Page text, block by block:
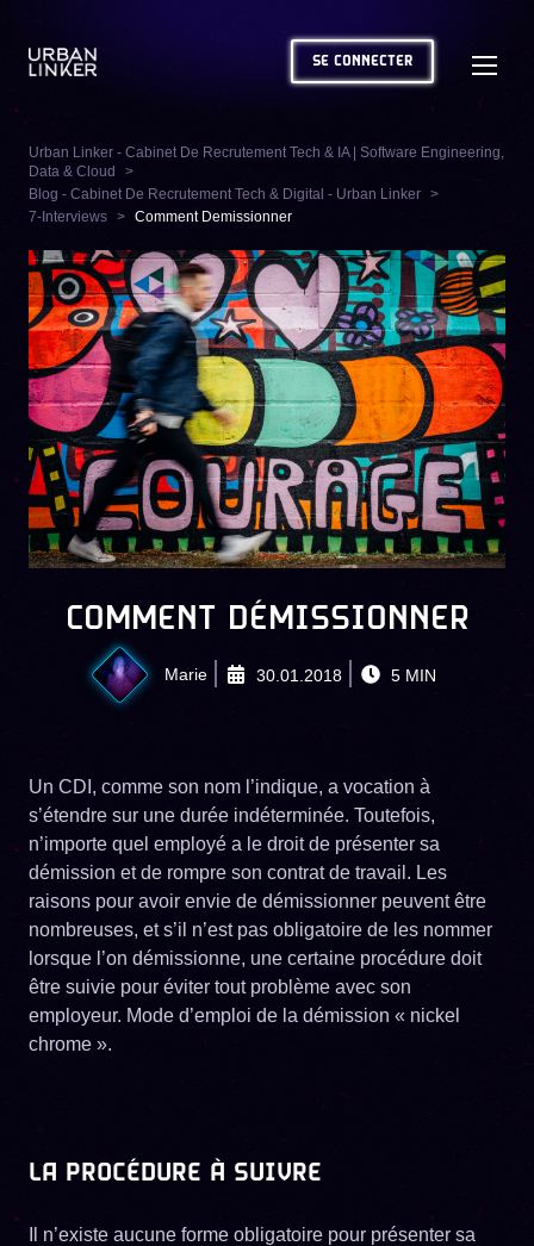
SE CONNECTER
Urban Linker - Cabinet De Recrutement Tech & IA | Software Engineering,
Data & Cloud
Blog - Cabinet De Recrutement Tech & Digital - Urban Linker
7-Interviews
Comment Demissionner
COMMENT DÉMISSIONNER
Marie 30.01.2018 5MIN
Un CDI, comme son nom l’indique, a vocation à
s’étendre sur une durée indéterminée. Toutefois,
n’importe quel employé a le droit de présenter sa
démission et de rompre son contrat de travail. Les
raisons pour avoir envie de démissionner peuvent être
nombreuses, et s’il n’est pas obligatoire de les nommer
lorsque l’on démissionne, une certaine procédure doit
être suivie pour éviter tout problème avec son
employeur. Mode d’emploi de la démission « nickel
chrome ».
LA PROCÉDURE À SUIVRE
Il n’existe aucune forme obligatoire pour présenter sa